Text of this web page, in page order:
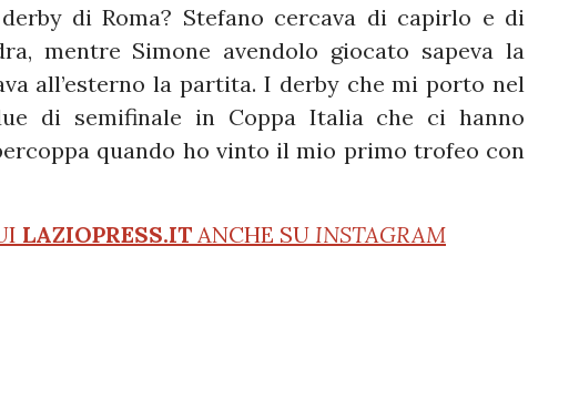
di Roma? Stefano cercava di capirlo e di
mentre Simone avendolo giocato sapeva la
all’esterno la partita. I derby che mi porto nel
di semifinale in Coppa Italia che ci hanno
quando ho vinto il mio primo trofeo con
LAZIOPRESS.IT ANCHE SU INSTAGRAM